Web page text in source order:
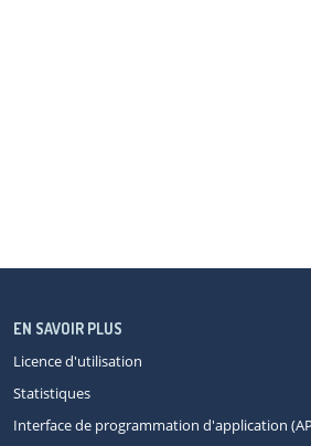
EN SAVOIR PLUS
Licence d'utilisation
Statistiques
Interface de programmation d'application